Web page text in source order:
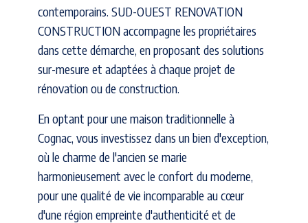
contemporains. SUD-OUEST RENOVATION
CONSTRUCTION accompagne les propriétaires
dans cette démarche, en proposant des solutions
sur-mesure et adaptées à chaque projet de
rénovation ou de construction.
En optant pour une maison traditionnelle à
Cognac, vous investissez dans un bien d'exception,
où le charme de l'ancien se marie
harmonieusement avec le confort du moderne,
pour une qualité de vie incomparable au cœur
d'une région empreinte d'authenticité et de